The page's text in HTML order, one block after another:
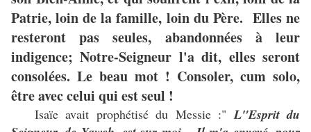
Patrie, loin de la famille, loin du Père. Elles ne
resteront pas seules, abandonnées à leur
indigence; Notre-Seigneur l'a dit, elles seront
consolées. Le beau mot ! Consoler, cum solo,
être avec celui qui est seul !
Isaïe avait prophétisé du Messie :" L"Esprit du